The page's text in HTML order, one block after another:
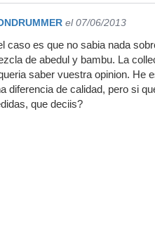
el 07/06/2013
caso es que no sabia nada
de abedul y bambu. La
saber vuestra opinion. He
diferencia de calidad, pero si
que deciis?